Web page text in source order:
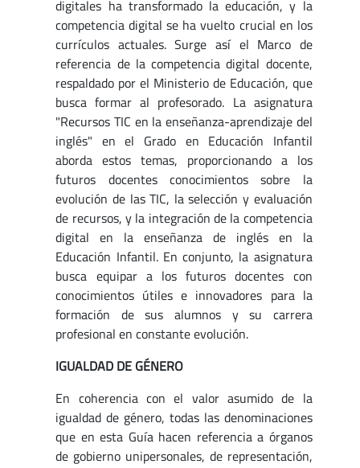
digitales ha transformado la educación, y la
competencia digital se ha vuelto crucial en los
currículos actuales. Surge así el Marco de
referencia de la competencia digital docente,
respaldado por el Ministerio de Educación, que
busca formar al profesorado. La asignatura
"Recursos TIC en la enseñanza-aprendizaje del
inglés" en el Grado en Educación Infantil
aborda estos temas, proporcionando a los
futuros docentes conocimientos sobre la
evolución de las TIC, la selección y evaluación
de recursos, y la integración de la competencia
digital en la enseñanza de inglés en la
Educación Infantil. En conjunto, la asignatura
busca equipar a los futuros docentes con
conocimientos útiles e innovadores para la
formación de sus alumnos y su carrera
profesional en constante evolución.
IGUALDAD DE GÉNERO
En coherencia con el valor asumido de la
igualdad de género, todas las denominaciones
que en esta Guía hacen referencia a órganos
de gobierno unipersonales, de representación,